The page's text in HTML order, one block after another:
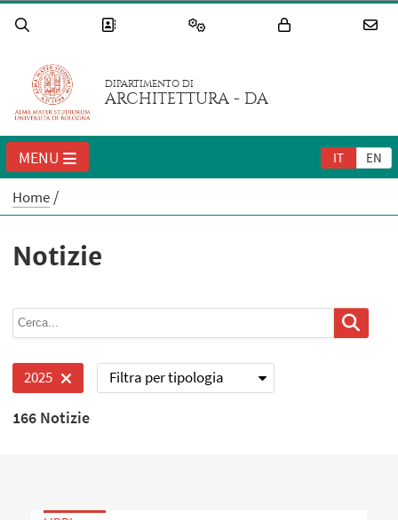
DIPARTIMENTO DI
ARCHITETTURA - DA
IT EN
MENU
Home
Notizie
2025 Filtra per tipologia
166 Notizie